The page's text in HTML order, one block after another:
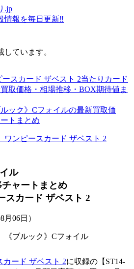
.jp
情報を毎日更新‼
ています。
ースカード ザベスト 2当たりカード
取価格・相場推移・BOX期待値ま
ルック》Cフォイルの最新買取価
トまとめ
ル
ャートまとめ
スカード ザベスト 2
月06日 ）
カード ザベスト 2に収録の【ST14-